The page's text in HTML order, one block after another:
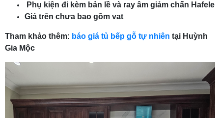
Phụ kiện đi kèm bản lề và ray âm giảm chấn Hafele
Giá trên chưa bao gồm vat
Tham khảo thêm: báo giá tủ bếp gỗ tự nhiên tại Huỳnh
Gia Mộc